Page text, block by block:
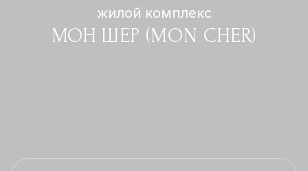
жилой комплекс
МОН ШЕР (MON CHER)